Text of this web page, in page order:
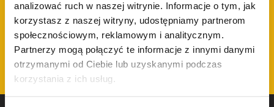
analizować ruch w naszej witrynie. Informacje o tym, jak
korzystasz z naszej witryny, udostępniamy partnerom
społecznościowym, reklamowym i analitycznym.
Partnerzy mogą połączyć te informacje z innymi danymi
otrzymanymi od Ciebie lub uzyskanymi podczas
korzystania z ich usług.
Król
wszyscy uczniowie, którzy mają
Ranking FIDE Szachów Klasycznych
(ELO Standard) wyższy niż 1600